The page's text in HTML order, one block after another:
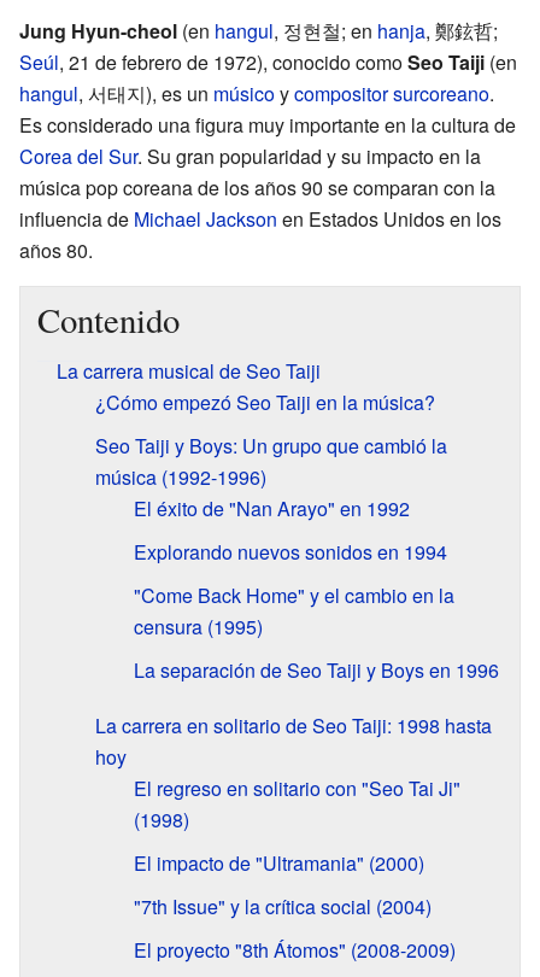
Jung Hyun-cheol (en hangul, 정현철; en hanja, 鄭鉉哲;
Seúl, 21 de febrero de 1972), conocido comoSeo Taiji (en
hangul, 서태지), es un músicoycompositorsurcoreano.
Es considerado una figura muy importante en la cultura de
Corea del Sur. Su gran popularidad y su impacto en la
música pop coreana de los años 90 se comparan con la
influencia de Michael Jackson en Estados Unidos en los
años 80.
Contenido
La carrera musical de Seo Taiji
¿Cómo empezó Seo Taiji en la música?
Seo Taiji y Boys: Un grupo que cambió la
música (1992-1996)
El éxito de "Nan Arayo" en 1992
Explorando nuevos sonidos en 1994
"Come Back Home" y el cambio en la
censura (1995)
La separación de Seo Taiji y Boys en 1996
La carrera en solitario de Seo Taiji: 1998 hasta
hoy
El regreso en solitario con "Seo Tai Ji"
(1998)
El impacto de "Ultramania" (2000)
"7th Issue" y la crítica social (2004)
El proyecto "8th Átomos" (2008-2009)